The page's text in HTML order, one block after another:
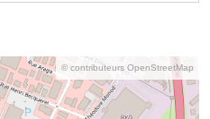
© contributeurs OpenStreetMap